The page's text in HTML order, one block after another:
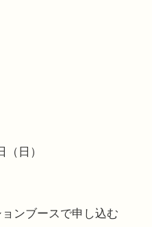
日）
ンブースで申し込む